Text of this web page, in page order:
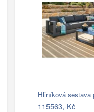
Hliníková
115563,-Kč